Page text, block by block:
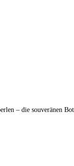
– die souveränen